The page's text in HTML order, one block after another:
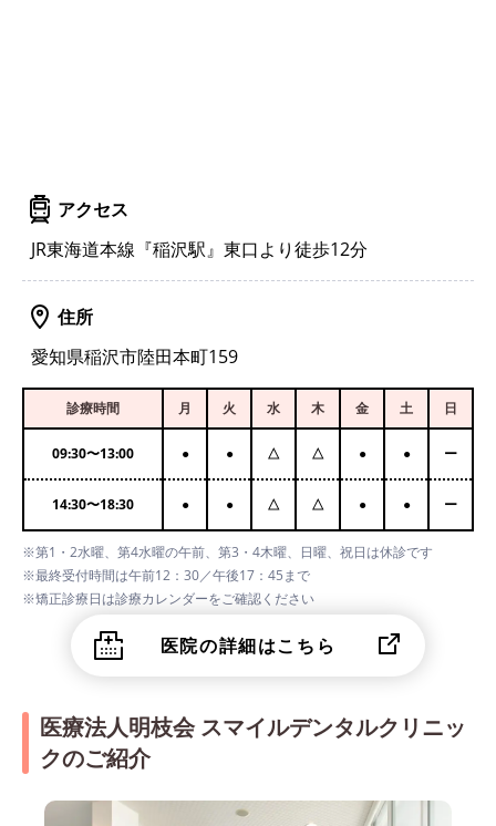
アクセス
JR東海道本線『稲沢駅』東口より徒歩12分
住所
愛知県稲沢市陸田本町159
診療時間 月 火 水 木 金 土 日
09:30〜13:00 ● ● △ △ ● ● ー
14:30〜18:30 ● ● △ △ ● ● ー
※第1・2水曜、第4水曜の午前、第3・4木曜、日曜、祝日は休診です
※最終受付時間は午前12：30／午後17：45まで
※矯正診療日は診療カレンダーをご確認ください
医院の詳細はこちら
医療法人明枝会 スマイルデンタルクリニッ
クのご紹介